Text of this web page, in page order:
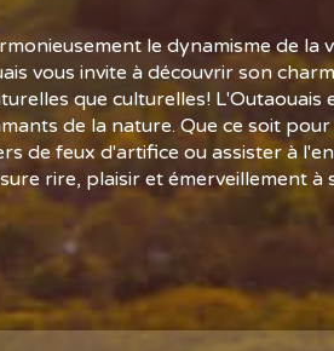
le dynamisme de la
vous invite à découvrir son
que culturelles! L'Outaouais
de la nature. Que ce soit
de feux d'artifice ou assister à
rire, plaisir et émerveillement à